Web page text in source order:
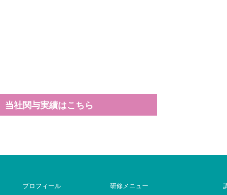
当社関与実績はこちら
プロフィール
研修メニュー